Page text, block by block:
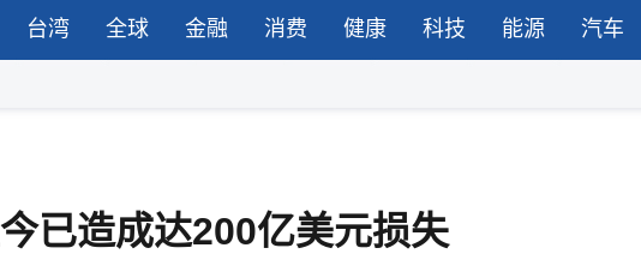
台湾 全球 金融 消费 健康 科技 能源 汽车
已造成达200亿美元损失